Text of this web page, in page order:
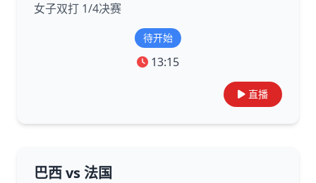
女子双打 1/4决赛
待开始
13:15
直播
巴西 vs 法国